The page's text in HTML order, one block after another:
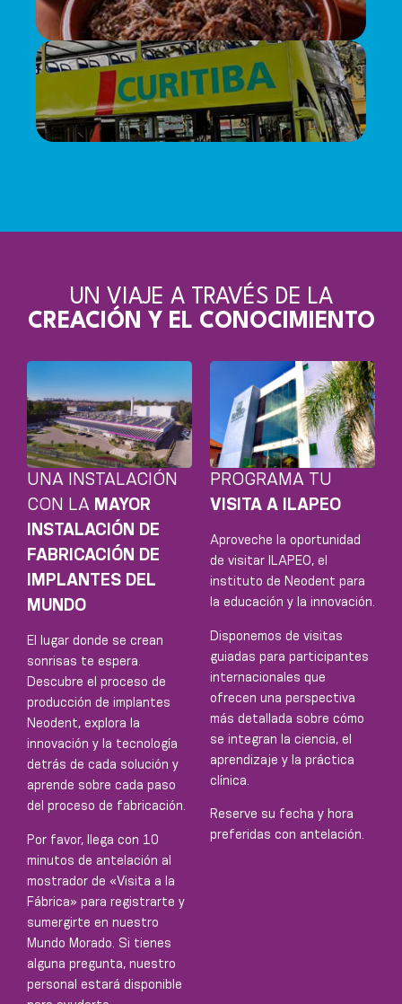
UN VIAJE A TRAVÉS DE LA
CREACIÓN Y EL CONOCIMIENTO
UNA INSTALACIÓN
CON LA MAYOR
INSTALACIÓN DE
FABRICACIÓN DE
IMPLANTES DEL
MUNDO
El lugar donde se crean
sonrisas te espera.
Descubre el proceso de
producción de implantes
Neodent, explora la
innovación y la tecnología
detrás de cada solución y
aprende sobre cada paso
del proceso de fabricación.
Por favor, llega con 10
minutos de antelación al
mostrador de «Visita a la
Fábrica» ​​para registrarte y
sumergirte en nuestro
Mundo Morado. Si tienes
alguna pregunta, nuestro
personal estará disponible
PROGRAMA TU
VISITA A ILAPEO
Aproveche la oportunidad
de visitar ILAPEO, el
instituto de Neodent para
la educación y la innovación.
Disponemos de visitas
guiadas para participantes
internacionales que
ofrecen una perspectiva
más detallada sobre cómo
se integran la ciencia, el
aprendizaje y la práctica
clínica.
Reserve su fecha y hora
preferidas con antelación.